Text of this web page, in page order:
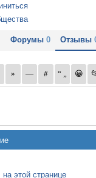
Форумы 0 Отзывы
этой странице